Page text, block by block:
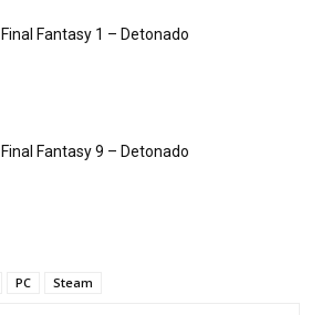
Final Fantasy 1 – Detonado
Final Fantasy 9 – Detonado
PC Steam